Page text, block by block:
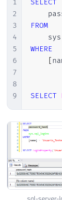
1
2
3
4
5
6
7
8
9
SELECT
FROM
    sys
WHERE
SELECT